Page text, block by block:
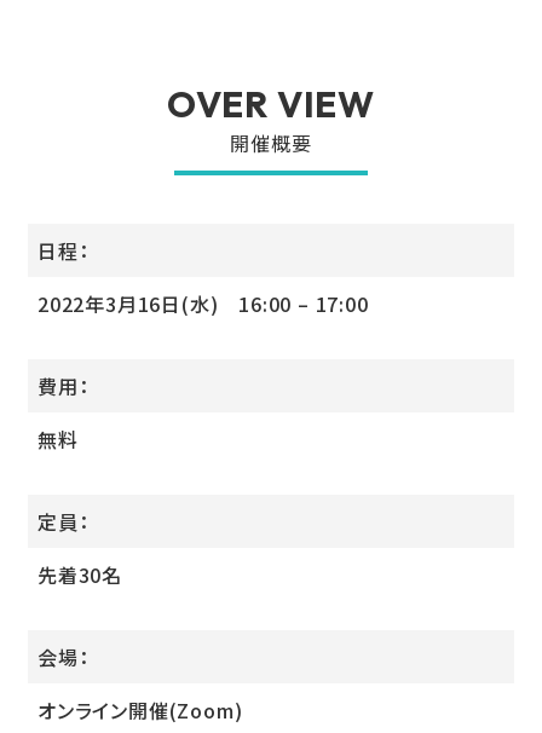
OVER VIEW
開催概要
日程：
2022年3月16日(水) 16:00 – 17:00
費用：
無料
定員：
先着30名
会場：
オンライン開催(Zoom)